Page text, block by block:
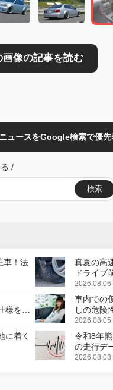
ュースをGoogle検索で優先
/
検索
車！法
真夏の高
ドライブ
2026.08.06
様を変
車内での
しの危険
2026.08.05
に着く
令和8年
の走行デ
2026.08.03